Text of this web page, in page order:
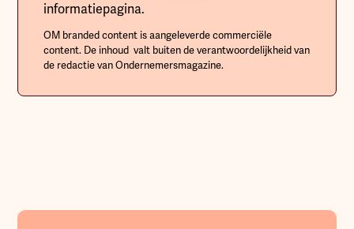
informatiepagina.
OM branded content is aangeleverde commerciële
content. De inhoud valt buiten de verantwoordelijkheid van
de redactie van Ondernemersmagazine.